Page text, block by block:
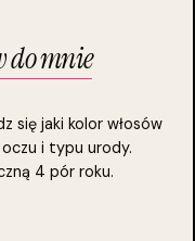
do mnie
się jaki kolor włosów
i typu urody.
4 pór roku.